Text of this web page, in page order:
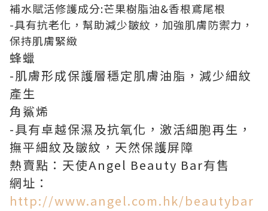
補水賦活修護成分:芒果樹脂油&香根鳶尾根
-具有抗老化，幫助減少皺紋，加強肌膚防禦力，
保持肌膚緊緻
蜂蠟
-肌膚形成保護層穩定肌膚油脂，減少細紋
產生
角鯊烯
-具有卓越保濕及抗氧化，激活細胞再生，
撫平細紋及皺紋，天然保護屏障
熱賣點：天使Angel Beauty Bar有售
網址：
http://www.angel.com.hk/beautybar